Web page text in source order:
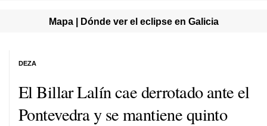
Mapa | Dónde ver el eclipse en Galicia
El Billar Lalín cae derrotado ante el
Pontevedra y se mantiene quinto
DEZA